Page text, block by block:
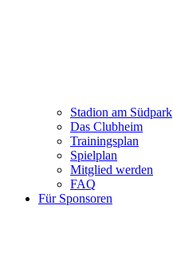
Stadion am Südpark
Das Clubheim
Trainingsplan
Spielplan
Mitglied werden
FAQ
Für Sponsoren